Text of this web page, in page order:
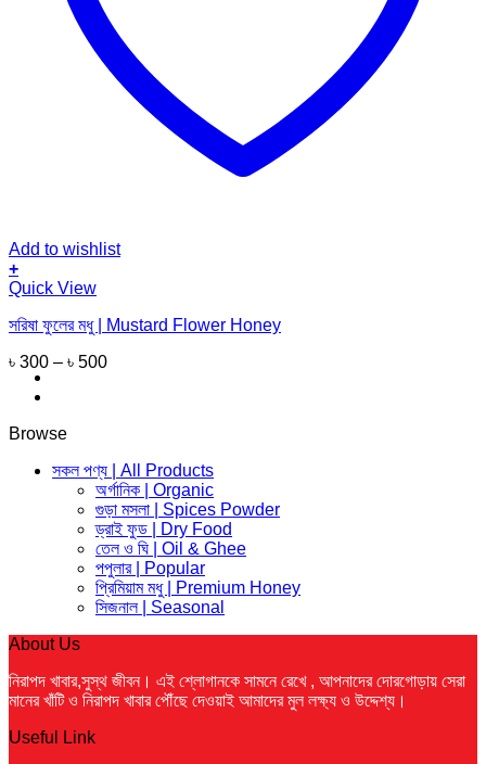
Add to wishlist
+
This
has
variants.
The
options
may
be
chosen
Quick View
সরিষা ফুলের মধু | Mustard Flower Honey
৳ 300 – ৳ 500
Browse
সকল পণ্য | All Products
অর্গানিক | Organic
গুড়া মসলা | Spices Powder
ড্রাই ফুড | Dry Food
তেল ও ঘি | Oil & Ghee
পপুলার | Popular
প্রিমিয়াম মধু | Premium Honey
সিজনাল | Seasonal
About Us
নিরাপদ খাবার,সুস্থ জীবন। এই শ্লোগানকে সামনে রেখে , আপনাদের দোরগোড়ায় সেরা
মানের খাঁটি ও নিরাপদ খাবার পৌঁছে দেওয়াই আমাদের মুল লক্ষ্য ও উদ্দেশ্য।
Useful Link